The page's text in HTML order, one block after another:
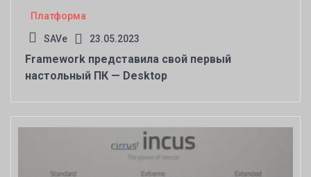
Платформа
SAVe 23.05.2023
Framework представила свой первый
настольный ПК — Desktop